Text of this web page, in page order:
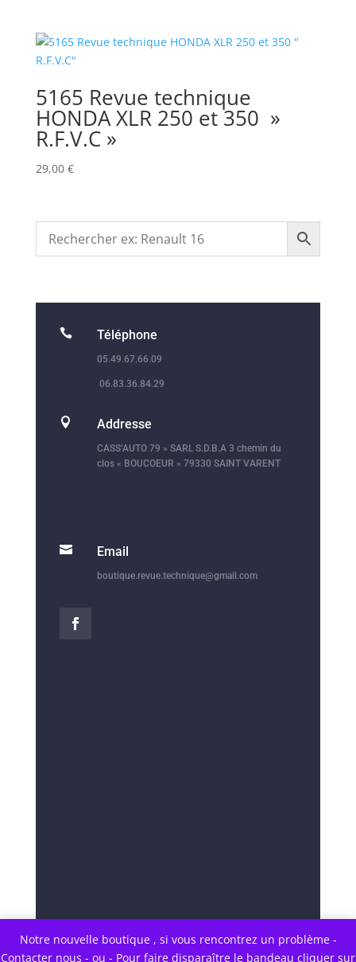
Notre nouvelle boutique , si vous rencontrez un problème -
Contacter nous - ou - Pour faire disparaître le bandeau cliquer sur
5165 Revue technique
HONDA XLR 250 et 350 »
R.F.V.C »
29,00 €
 Téléphone
05.49.67.66.09
06.83.36.84.29
 Addresse
CASS’AUTO 79 » SARL S.D.B.A 3 chemin du
clos « BOUCOEUR » 79330 SAINT VARENT
 Email
boutique.revue.technique@gmail.com